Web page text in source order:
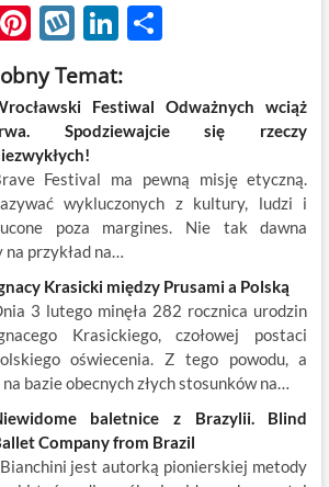
Pi
nt
er
t
W
k
o
p
Li
k
e
n
S
ar
e
Temat:
Festiwal Odważnych wciąż
Spodziewajcie się rzeczy
Festival ma pewną misję etyczną.
wykluczonych z kultury, ludzi i
poza margines. Nie tak dawna
przykład na…
Krasicki między Prusami a Polską
3 lutego minęła 282 rocznica urodzin
Krasickiego, czołowej postaci
oświecenia. Z tego powodu, a
bazie obecnych złych stosunków na…
baletnice z Brazylii. Blind
Company from Brazil
Bianchini jest autorką pionierskiej metody